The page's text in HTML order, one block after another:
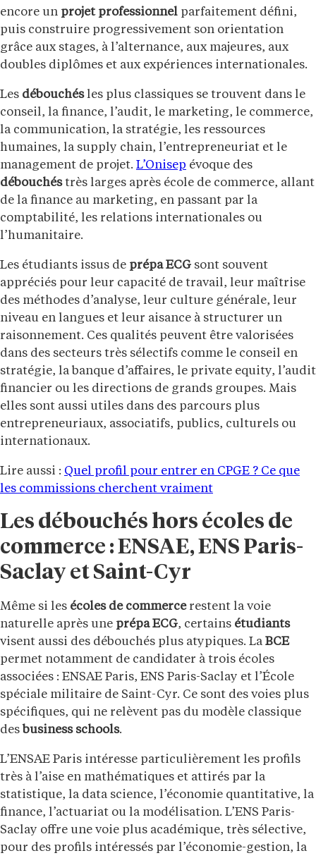
encore un projet professionnel parfaitement défini,
puis construire progressivement son orientation
grâce aux stages, à l’alternance, aux majeures, aux
doubles diplômes et aux expériences internationales.
Les débouchésles plus classiques se trouvent dans le
conseil, la finance, l’audit, le marketing, le commerce,
la communication, la stratégie, les ressources
humaines, la supply chain, l’entrepreneuriat et le
management de projet. L’Onisep évoque des
débouchéstrès larges après école de commerce, allant
de la finance au marketing, en passant par la
comptabilité, les relations internationales ou
l’humanitaire.
Les étudiants issus de prépa ECG sont souvent
appréciés pour leur capacité de travail, leur maîtrise
des méthodes d’analyse, leur culture générale, leur
niveau en langues et leur aisance à structurer un
raisonnement. Ces qualités peuvent être valorisées
dans des secteurs très sélectifs comme le conseil en
stratégie, la banque d’affaires, le private equity, l’audit
financier ou les directions de grands groupes. Mais
elles sont aussi utiles dans des parcours plus
entrepreneuriaux, associatifs, publics, culturels ou
internationaux.
Lire aussi : Quel profil pour entrer en CPGE ? Ce que
les commissions cherchent vraiment
Les débouchés hors écoles de
commerce : ENSAE, ENS Paris-
Saclay et Saint-Cyr
Même si les écoles de commercerestent la voie
naturelle après une prépa ECG, certains étudiants
visent aussi des débouchés plus atypiques. La BCE
permet notamment de candidater à trois écoles
associées : ENSAE Paris, ENS Paris-Saclay et l’École
spéciale militaire de Saint-Cyr. Ce sont des voies plus
spécifiques, qui ne relèvent pas du modèle classique
des business schools.
L’ENSAE Paris intéresse particulièrement les profils
très à l’aise en mathématiques et attirés par la
statistique, la data science, l’économie quantitative, la
finance, l’actuariat ou la modélisation. L’ENS Paris-
Saclay offre une voie plus académique, très sélective,
pour des profils intéressés par l’économie-gestion, la